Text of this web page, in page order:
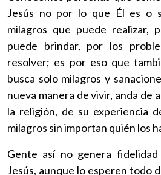
Jesús no por lo que Él es o
milagros que puede realizar,
puede brindar, por los
resolver; es por eso que
busca solo milagros y
nueva manera de vivir, anda de
la religión, de su experiencia
milagros sin importan quién los
Gente así no genera
Jesús, aunque lo esperen todo